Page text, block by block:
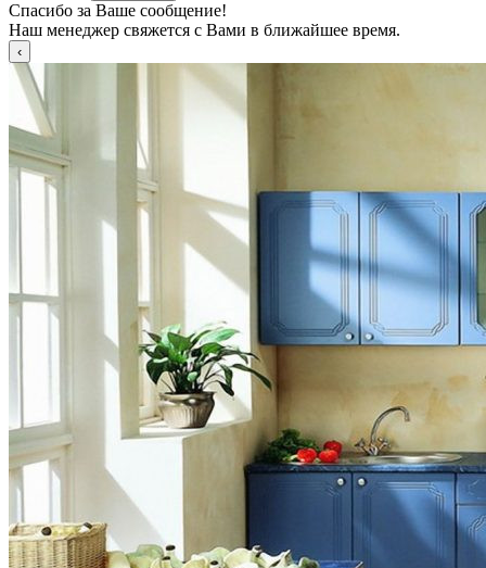
Спасибо за Ваше сообщение!
Наш менеджер свяжется с Вами в ближайшее время.